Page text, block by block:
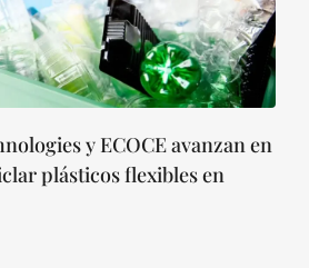
y ECOCE avanzan en
plásticos flexibles en